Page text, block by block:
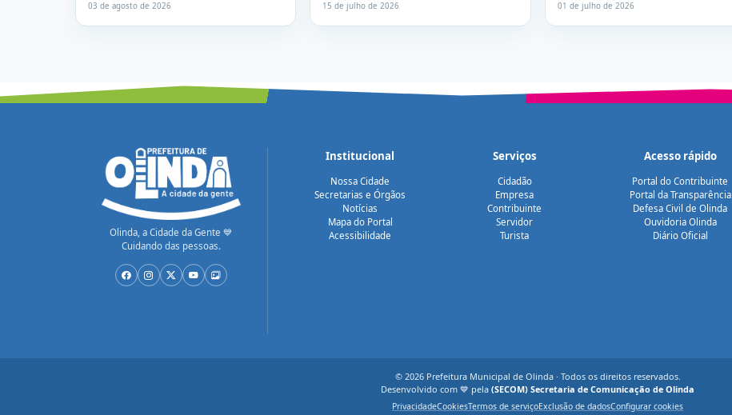
03 de agosto de 2026 15 de julho de 2026 01 de julho de 2026
Olinda, a Cidade da Gente 💙
Cuidando das pessoas.
Institucional
Nossa Cidade
Secretarias e Órgãos
Notícias
Mapa do Portal
Acessibilidade
Serviços
Cidadão
Empresa
Contribuinte
Servidor
Turista
Acesso rápido
Portal do Contribuinte
Portal da Transparência
Defesa Civil de Olinda
Ouvidoria Olinda
Diário Oficial
© 2026 Prefeitura Municipal de Olinda · Todos os direitos reservados.
Desenvolvido com 💙 pela (SECOM) Secretaria de Comunicação de Olinda
PrivacidadeCookiesTermos de serviçoExclusão de dadosConfigurar cookies